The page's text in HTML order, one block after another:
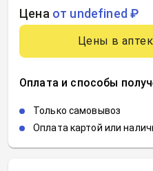
Цена от undefined ₽
Цены в
Оплата и способы
Только самовывоз
Оплата картой или